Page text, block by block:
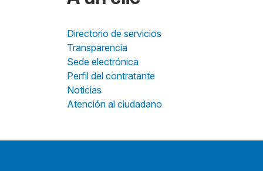
Directorio de servicios
Transparencia
Sede electrónica
Perfil del contratante
Noticias
Atención al ciudadano